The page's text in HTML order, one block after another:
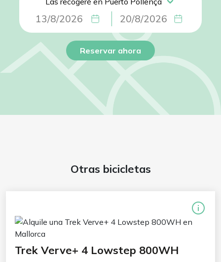
Reservar ahora
Otras bicicletas
Trek Verve+ 4 Lowstep 800WH